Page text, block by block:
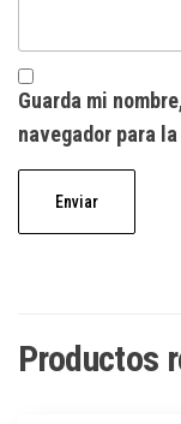
Guarda mi
navegador para
Productos